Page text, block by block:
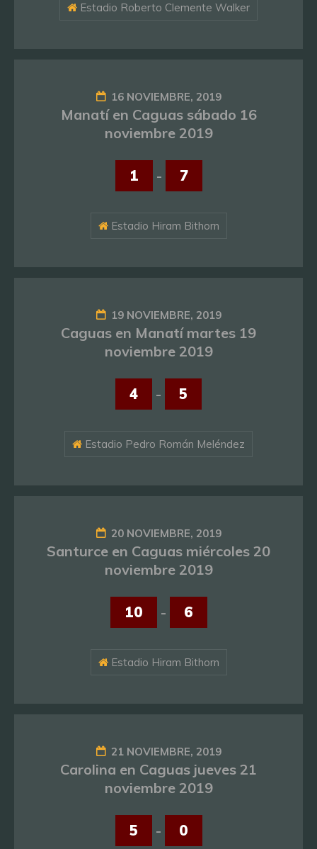
Estadio Roberto Clemente Walker
16 NOVIEMBRE, 2019
Manatí en Caguas sábado 16
noviembre 2019
1 - 7
Estadio Hiram Bithorn
19 NOVIEMBRE, 2019
Caguas en Manatí martes 19
noviembre 2019
4 - 5
Estadio Pedro Román Meléndez
20 NOVIEMBRE, 2019
Santurce en Caguas miércoles 20
noviembre 2019
10 - 6
Estadio Hiram Bithorn
21 NOVIEMBRE, 2019
Carolina en Caguas jueves 21
noviembre 2019
5 - 0